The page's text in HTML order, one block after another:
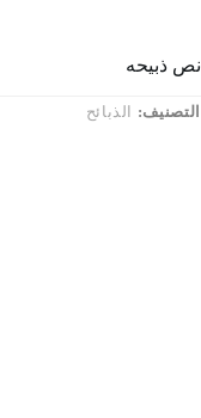
نص ذبيحه
التصنيف: الذبائح